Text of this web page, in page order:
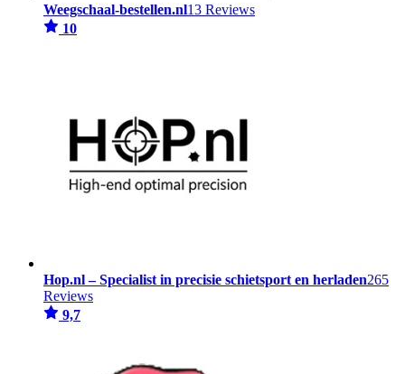
Weegschaal-bestellen.nl13 Reviews
10
Hop.nl – Specialist in precisie schietsport en herladen265
Reviews
9,7